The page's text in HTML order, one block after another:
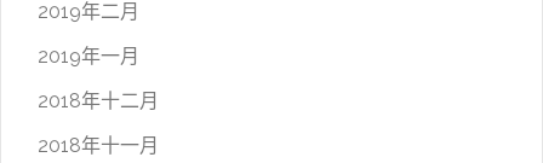
2019年二月
2019年一月
2018年十二月
2018年十一月